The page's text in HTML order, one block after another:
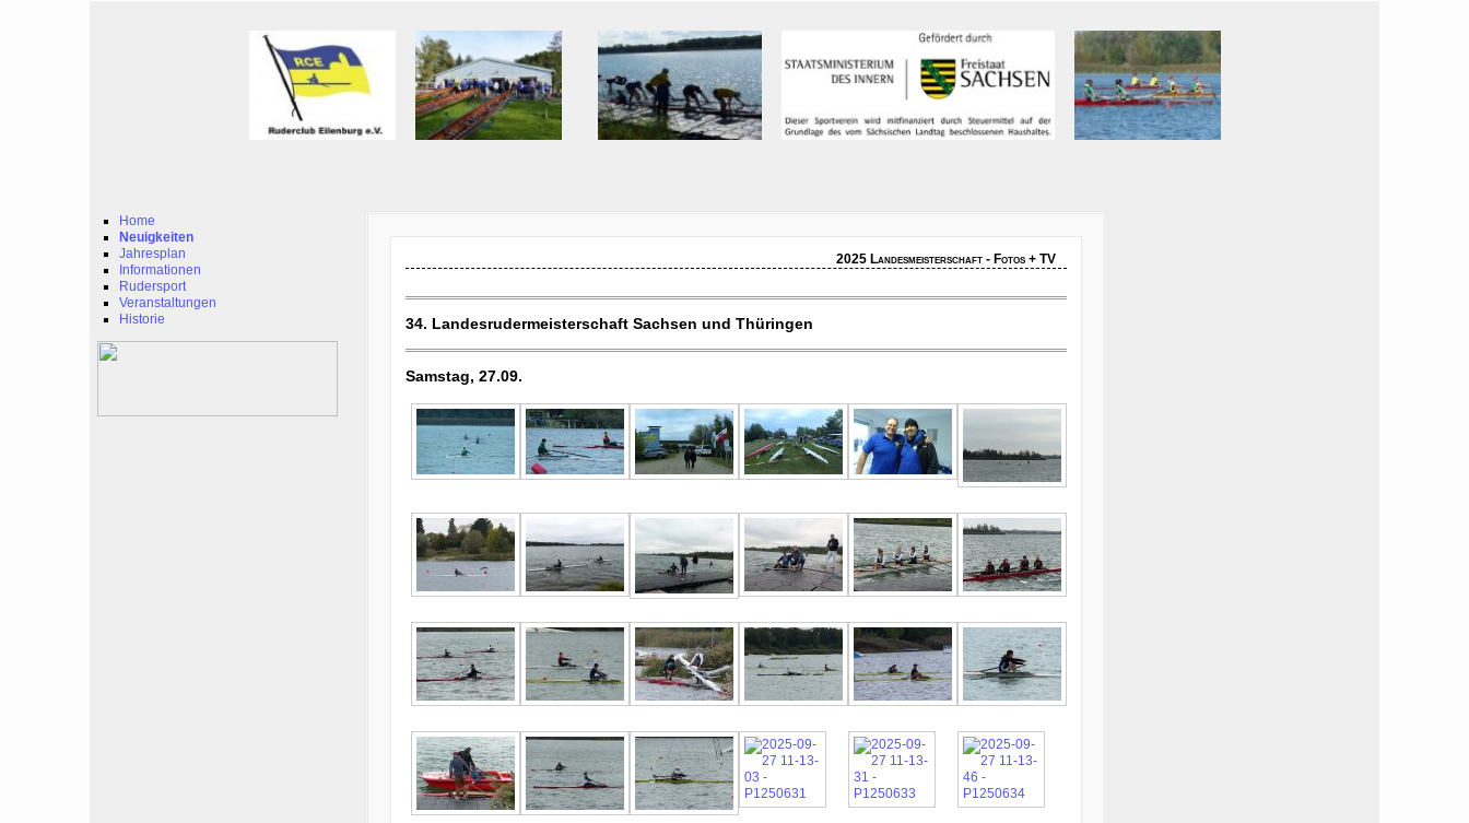
Home
Neuigkeiten
Jahresplan
Informationen
Rudersport
Veranstaltungen
Historie
2025 Landesmeisterschaft - Fotos + TV
34. Landesrudermeisterschaft Sachsen und Thüringen
Samstag, 27.09.